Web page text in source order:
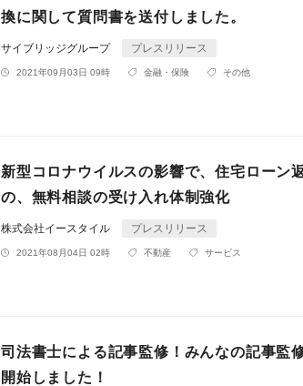
換に関して質問書を送付しました。
サイブリッジグループ プレスリリース
2021年09月03日 09時 金融・保険 その他
新型コロナウイルスの影響で、住宅ローン
の、無料相談の受け入れ体制強化
株式会社イースタイル プレスリリース
2021年08月04日 02時 不動産 サービス
司法書士による記事監修！みんなの記事監
開始しました！